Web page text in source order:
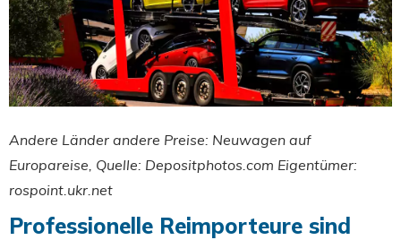
Andere Länder andere Preise: Neuwagen auf
Europareise, Quelle: Depositphotos.com Eigentümer:
rospoint.ukr.net
Professionelle Reimporteure sind